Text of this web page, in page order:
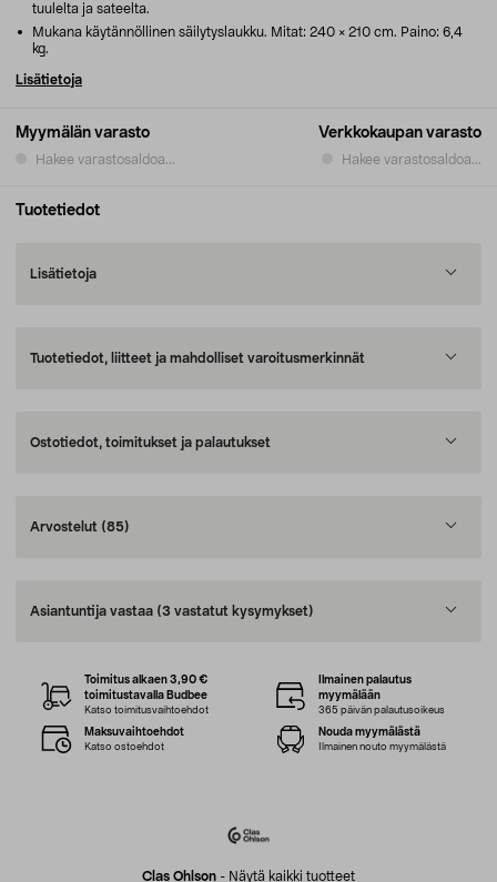
Myymälän varasto
Hakee varastosaldoa...
Verkkokaupan varasto
Hakee varastosaldoa...
tuulelta ja sateelta.
Mukana käytännöllinen säilytyslaukku. Mitat: 240 × 210 cm. Paino: 6,4
kg.
Lisätietoja
Tuotetiedot
Lisätietoja
Tuotetiedot, liitteet ja mahdolliset varoitusmerkinnät
Ostotiedot, toimitukset ja palautukset
Arvostelut (85)
Asiantuntija vastaa (3 vastatut kysymykset)
Clas Ohlson - Näytä kaikki tuotteet
Toimitus alkaen 3,90 €
toimitustavalla Budbee
Katso toimitusvaihtoehdot
Ilmainen palautus
myymälään
365 päivän palautusoikeus
Maksuvaihtoehdot
Katso ostoehdot
Nouda myymälästä
Ilmainen nouto myymälästä